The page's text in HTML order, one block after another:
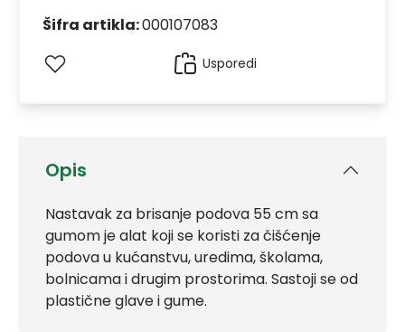
Opis
Nastavak za brisanje podova 55 cm sa
gumom je alat koji se koristi za čišćenje
podova u kućanstvu, uredima, školama,
bolnicama i drugim prostorima. Sastoji se od
plastične glave i gume.
Šifra artikla:000107083
Usporedi